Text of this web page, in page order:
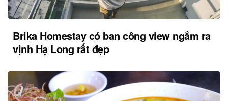
Brika Homestay có ban công view ngắm ra
vịnh Hạ Long rất đẹp